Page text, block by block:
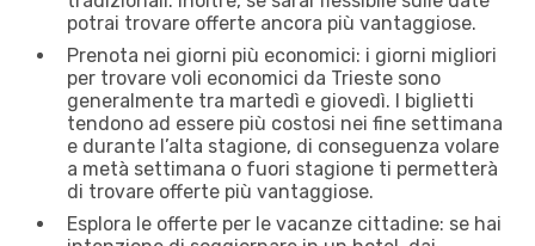
potrai trovare offerte ancora più vantaggiose.
Prenota nei giorni più economici: i giorni migliori
per trovare voli economici da Trieste sono
generalmente tra martedì e giovedì. I biglietti
tendono ad essere più costosi nei fine settimana
e durante l’alta stagione, di conseguenza volare
a metà settimana o fuori stagione ti permetterà
di trovare offerte più vantaggiose.
Esplora le offerte per le vacanze cittadine: se hai